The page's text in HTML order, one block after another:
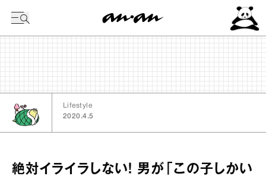
Lifestyle
2020.4.5
絶対イライラしない！ 男が「この子しかい